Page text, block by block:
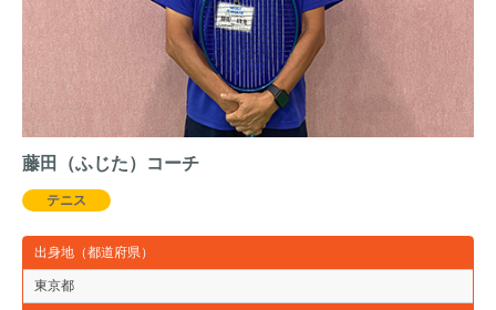
藤田（ふじた）コーチ
テニス
出身地（都道府県）
東京都